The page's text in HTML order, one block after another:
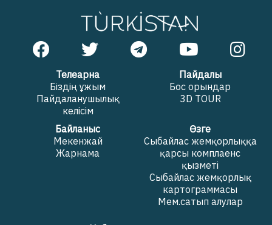
Телеарна
Біздің ұжым
Пайдаланушылық
келісім
Пайдалы
Бос орындар
3D TOUR
Байланыс
Мекенжай
Жарнама
Өзге
Сыбайлас жемқорлыққа
қарсы комплаенс
қызметі
Сыбайлас жемқорлық
картограммасы
Мем.сатып алулар